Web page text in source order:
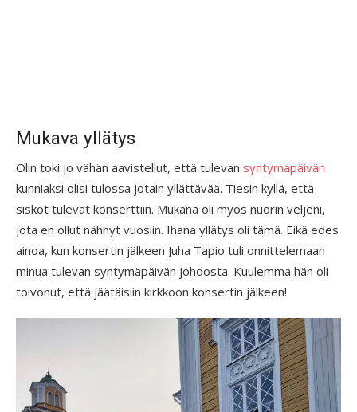
Mukava yllätys
Olin toki jo vähän aavistellut, että tulevan syntymäpäivän
kunniaksi olisi tulossa jotain yllättävää. Tiesin kyllä, että
siskot tulevat konserttiin. Mukana oli myös nuorin veljeni,
jota en ollut nähnyt vuosiin. Ihana yllätys oli tämä. Eikä edes
ainoa, kun konsertin jälkeen Juha Tapio tuli onnittelemaan
minua tulevan syntymäpäivän johdosta. Kuulemma hän oli
toivonut, että jäätäisiin kirkkoon konsertin jälkeen!